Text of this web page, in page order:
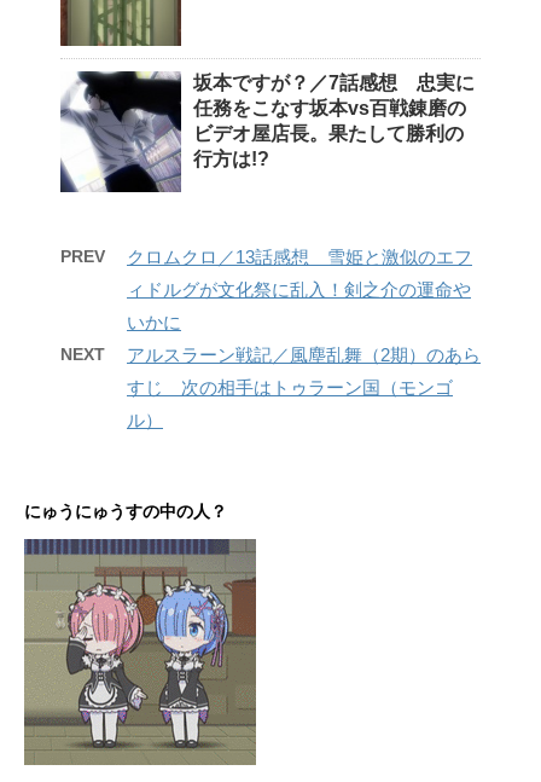
坂本ですが？／7話感想 忠実に
任務をこなす坂本vs百戦錬磨の
ビデオ屋店長。果たして勝利の
行方は!?
PREV
クロムクロ／13話感想 雪姫と激似のエフ
ィドルグが文化祭に乱入！剣之介の運命や
いかに
NEXT
アルスラーン戦記／風塵乱舞（2期）のあら
すじ 次の相手はトゥラーン国（モンゴ
ル）
にゅうにゅうすの中の人？